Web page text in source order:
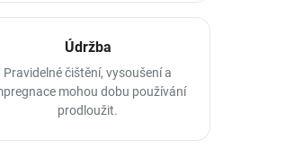
Údržba
Pravidelné čištění, vysoušení a
mohou dobu používání
prodloužit.